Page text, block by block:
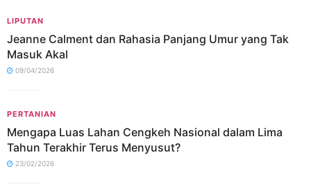
LIPUTAN
Jeanne Calment dan Rahasia Panjang Umur yang Tak
Masuk Akal
09/04/2026
PERTANIAN
Mengapa Luas Lahan Cengkeh Nasional dalam Lima
Tahun Terakhir Terus Menyusut?
23/02/2026